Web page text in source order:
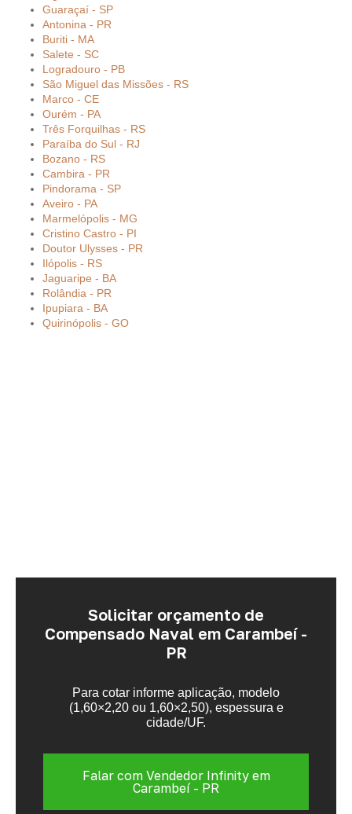
Guaraçaí - SP
Antonina - PR
Buriti - MA
Salete - SC
Logradouro - PB
São Miguel das Missões - RS
Marco - CE
Ourém - PA
Três Forquilhas - RS
Paraíba do Sul - RJ
Bozano - RS
Cambira - PR
Pindorama - SP
Aveiro - PA
Marmelópolis - MG
Cristino Castro - PI
Doutor Ulysses - PR
Ilópolis - RS
Jaguaripe - BA
Rolândia - PR
Ipupiara - BA
Quirinópolis - GO
Solicitar orçamento de
Compensado Naval em Carambeí -
PR
Para cotar informe aplicação, modelo
(1,60×2,20 ou 1,60×2,50), espessura e
cidade/UF.
Falar com Vendedor Infinity em
Carambeí - PR